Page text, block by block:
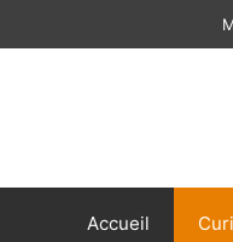
Accueil